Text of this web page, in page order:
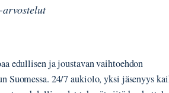
edullisen ja joustavan vaihtoehdon
Suomessa. 24/7 aukiolo, yksi jäsenyys